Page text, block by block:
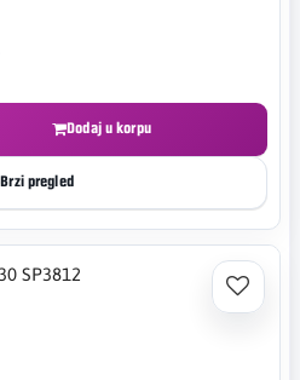
Dodaj u korpu
Brzi pregled